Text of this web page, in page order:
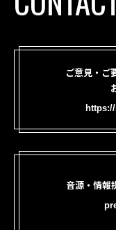
ご意見・ご
音源・情報